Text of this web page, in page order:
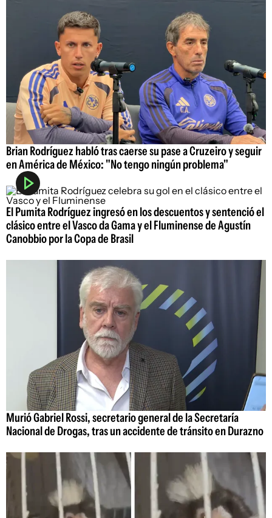
Brian Rodríguez habló tras caerse su pase a Cruzeiro y seguir
en América de México: "No tengo ningún problema"
El Pumita Rodríguez ingresó en los descuentos y sentenció el
clásico entre el Vasco da Gama y el Fluminense de Agustín
Canobbio por la Copa de Brasil
Murió Gabriel Rossi, secretario general de la Secretaría
Nacional de Drogas, tras un accidente de tránsito en Durazno